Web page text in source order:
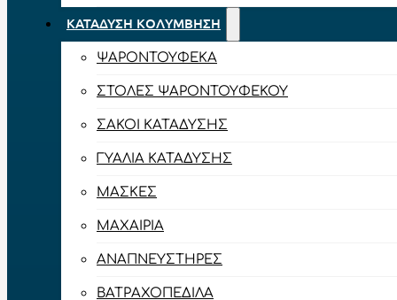
ΚΑΤΆΔΥΣΗ ΚΟΛΎΜΒΗΣΗ
ΨΑΡΟΝΤΟΎΦΕΚΑ
ΣΤΟΛΈΣ ΨΑΡΟΝΤΟΎΦΕΚΟΥ
ΣΆΚΟΙ ΚΑΤΆΔΥΣΗΣ
ΓΥΑΛΙΆ ΚΑΤΆΔΥΣΗΣ
ΜΆΣΚΕΣ
ΜΑΧΑΊΡΙΑ
ΑΝΑΠΝΕΥΣΤΉΡΕΣ
ΒΑΤΡΑΧΟΠΈΔΙΛΑ